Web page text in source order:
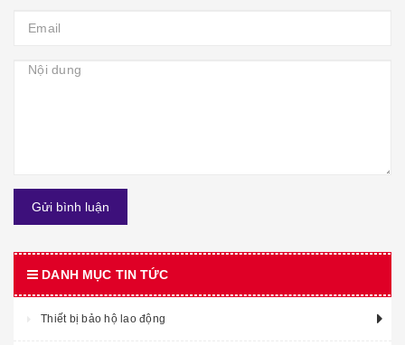
Gửi bình luận
DANH MỤC TIN TỨC
Thiết bị bảo hộ lao động